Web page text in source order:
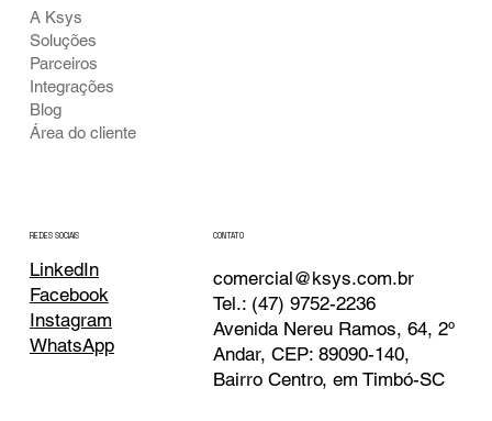
A Ksys
Soluções
Parceiros
Integrações
Blog
Área do cliente
REDES SOCIAIS
LinkedIn
Facebook
Instagram
WhatsApp
CONTATO
comercial@ksys.com.br
Tel.: (47) 9752-2236
Avenida Nereu Ramos, 64, 2º
Andar, CEP: 89090-140,
Bairro Centro, em Timbó-SC